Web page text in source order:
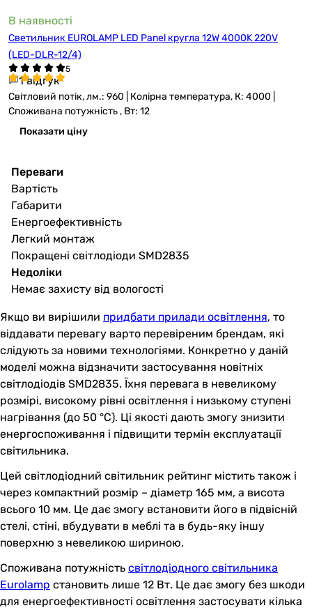
В наявності
Светильник EUROLAMP LED Panel кругла 12W 4000K 220V
(LED-DLR-12/4)
1 відгук
Світловий потік, лм.: 960 | Колірна температура, К: 4000 |
Споживана потужність , Вт: 12
Показати ціну
Переваги
Вартість
Габарити
Енергоефективність
Легкий монтаж
Покращені світлодіоди SMD2835
Недоліки
Немає захисту від вологості
Якщо ви вирішили придбати прилади освітлення, то
віддавати перевагу варто перевіреним брендам, які
слідують за новими технологіями. Конкретно у даній
моделі можна відзначити застосування новітніх
світлодіодів SMD2835. Їхня перевага в невеликому
розмірі, високому рівні освітлення і низькому ступені
нагрівання (до 50 °C). Ці якості дають змогу знизити
енергоспоживання і підвищити термін експлуатації
світильника.
Цей світлодіодний світильник рейтинг містить також і
через компактний розмір – діаметр 165 мм, а висота
всього 10 мм. Це дає змогу встановити його в підвісній
стелі, стіні, вбудувати в меблі та в будь-яку іншу
поверхню з невеликою шириною.
Споживана потужність світлодіодного світильника
Eurolamp становить лише 12 Вт. Це дає змогу без шкоди
для енергоефективності освітлення застосувати кілька